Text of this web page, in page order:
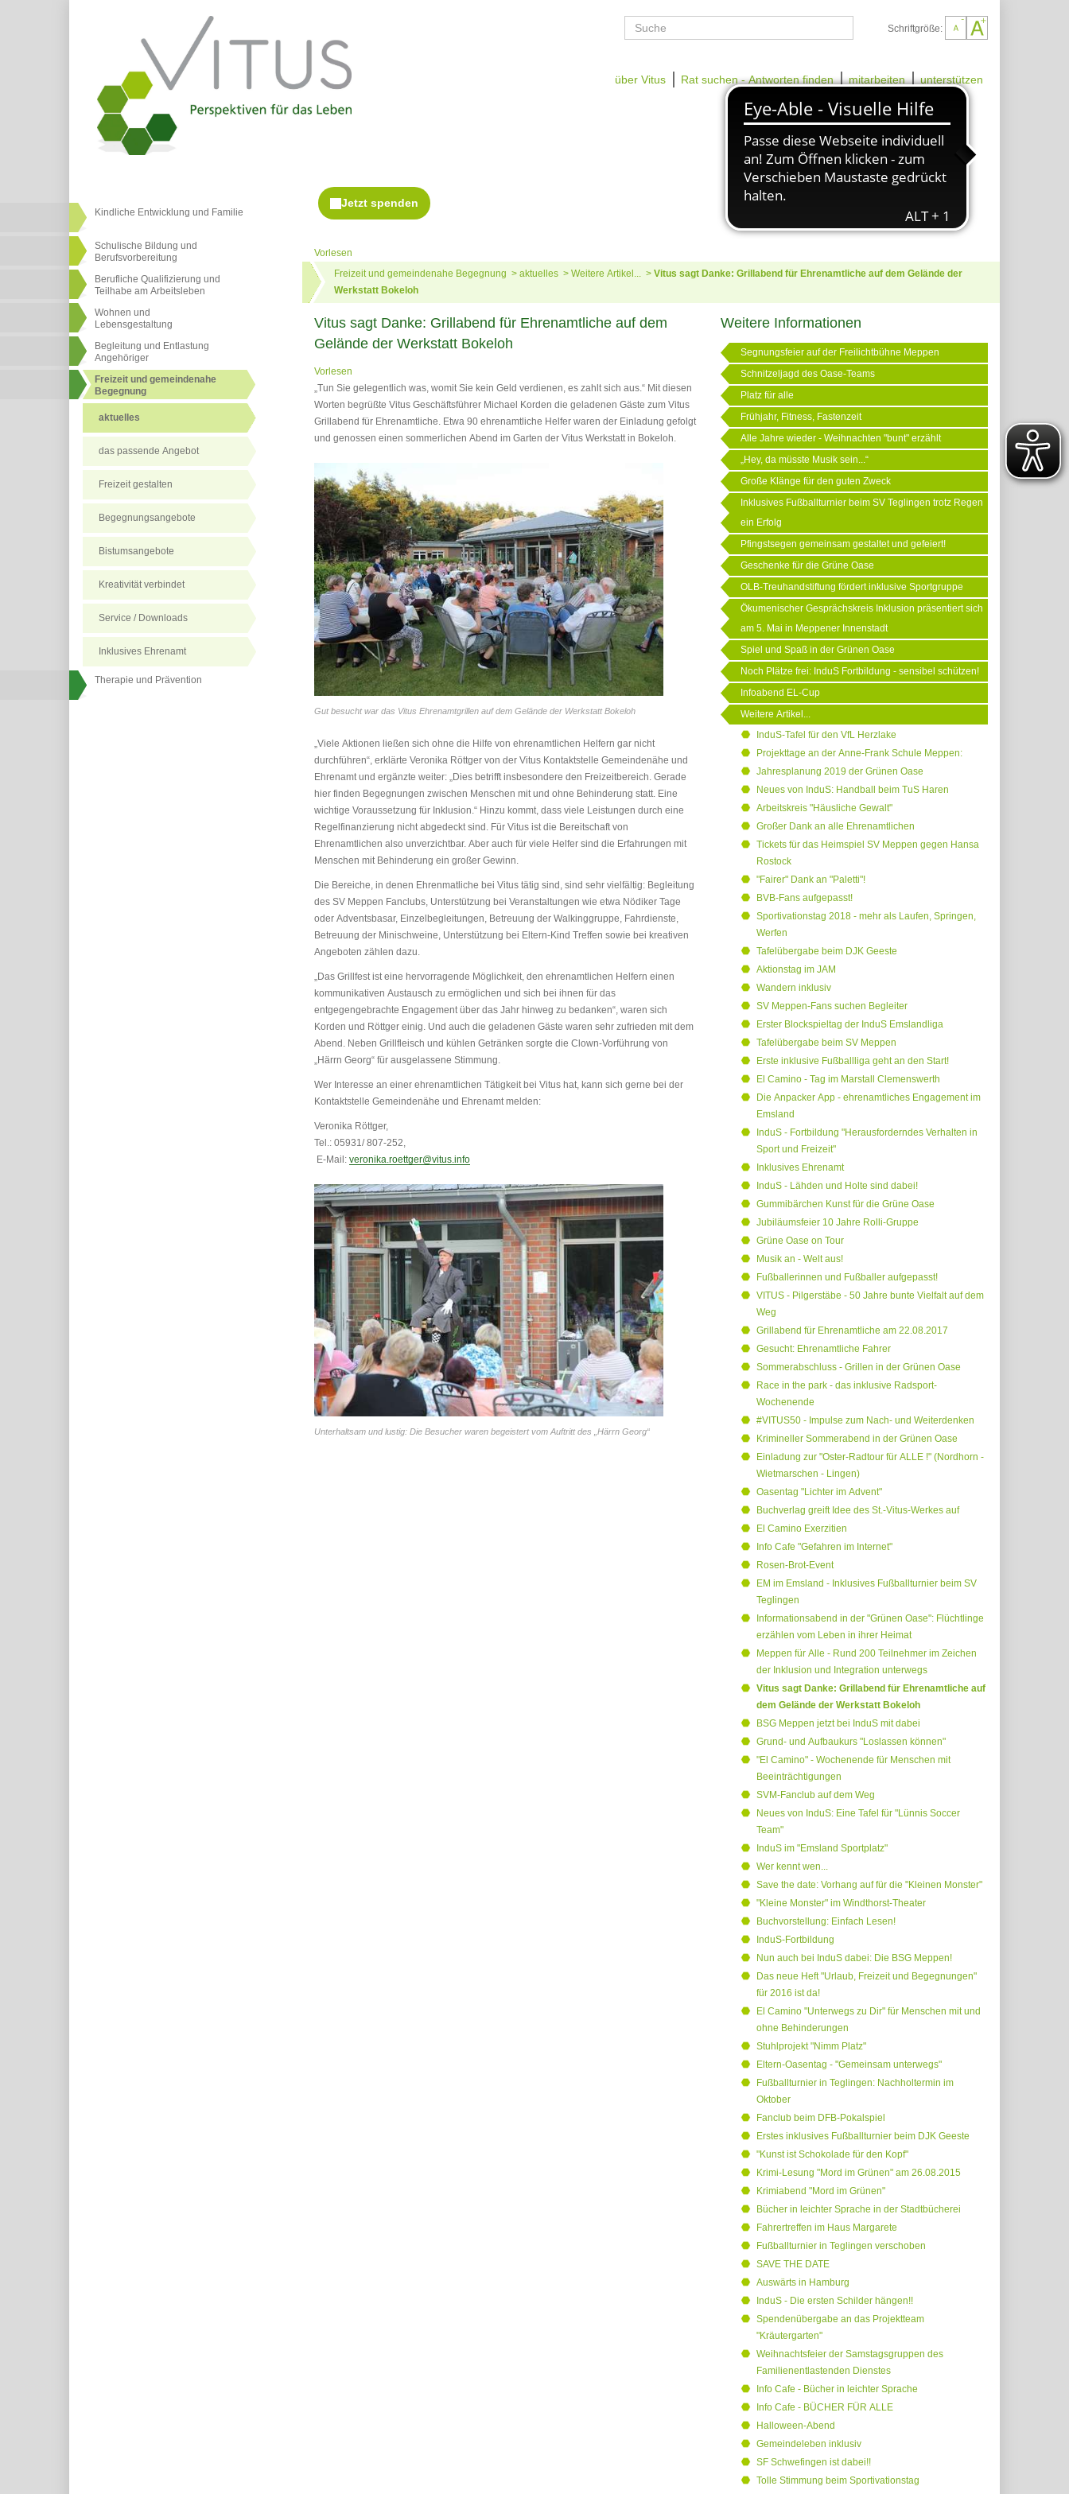
Schriftgröße:
über Vitus Rat suchen - Antworten finden mitarbeiten unterstützen
Kindliche Entwicklung und Familie
Schulische Bildung und
Berufsvorbereitung
Berufliche Qualifizierung und
Teilhabe am Arbeitsleben
Wohnen und
Lebensgestaltung
Begleitung und Entlastung
Angehöriger
Freizeit und gemeindenahe
Begegnung
aktuelles
das passende Angebot
Freizeit gestalten
Begegnungsangebote
Bistumsangebote
Kreativität verbindet
Service / Downloads
Inklusives Ehrenamt
Therapie und Prävention
Vorlesen
Freizeit und gemeindenahe Begegnung aktuelles Weitere Artikel...
Vitus sagt Danke: Grillabend für Ehrenamtliche auf dem Gelände der
Werkstatt Bokeloh
Vitus sagt Danke: Grillabend für Ehrenamtliche auf dem
Gelände der Werkstatt Bokeloh
Vorlesen
„Tun Sie gelegentlich was, womit Sie kein Geld verdienen, es zahlt sich aus.“ Mit diesen
Worten begrüßte Vitus Geschäftsführer Michael Korden die geladenen Gäste zum Vitus
Grillabend für Ehrenamtliche. Etwa 90 ehrenamtliche Helfer waren der Einladung gefolgt
und genossen einen sommerlichen Abend im Garten der Vitus Werkstatt in Bokeloh.
Gut besucht war das Vitus Ehrenamtgrillen auf dem Gelände der Werkstatt Bokeloh
„Viele Aktionen ließen sich ohne die Hilfe von ehrenamtlichen Helfern gar nicht
durchführen“, erklärte Veronika Röttger von der Vitus Kontaktstelle Gemeindenähe und
Ehrenamt und ergänzte weiter: „Dies betrifft insbesondere den Freizeitbereich. Gerade
hier finden Begegnungen zwischen Menschen mit und ohne Behinderung statt. Eine
wichtige Voraussetzung für Inklusion.“ Hinzu kommt, dass viele Leistungen durch eine
Regelfinanzierung nicht abgedeckt sind. Für Vitus ist die Bereitschaft von
Ehrenamtlichen also unverzichtbar. Aber auch für viele Helfer sind die Erfahrungen mit
Menschen mit Behinderung ein großer Gewinn.
Die Bereiche, in denen Ehrenmatliche bei Vitus tätig sind, sind sehr vielfältig: Begleitung
des SV Meppen Fanclubs, Unterstützung bei Veranstaltungen wie etwa Nödiker Tage
oder Adventsbasar, Einzelbegleitungen, Betreuung der Walkinggruppe, Fahrdienste,
Betreuung der Minischweine, Unterstützung bei Eltern-Kind Treffen sowie bei kreativen
Angeboten zählen dazu.
„Das Grillfest ist eine hervorragende Möglichkeit, den ehrenamtlichen Helfern einen
kommunikativen Austausch zu ermöglichen und sich bei ihnen für das
entgegengebrachte Engagement über das Jahr hinweg zu bedanken“, waren sich
Korden und Röttger einig. Und auch die geladenen Gäste waren sehr zufrieden mit dem
Abend. Neben Grillfleisch und kühlen Getränken sorgte die Clown-Vorführung von
„Härrn Georg“ für ausgelassene Stimmung.
Wer Interesse an einer ehrenamtlichen Tätigkeit bei Vitus hat, kann sich gerne bei der
Kontaktstelle Gemeindenähe und Ehrenamt melden:
Veronika Röttger,
Tel.: 05931/ 807-252,
E-Mail: veronika.roettger@vitus.info
Unterhaltsam und lustig: Die Besucher waren begeistert vom Auftritt des „Härrn Georg“
Weitere Informationen
Segnungsfeier auf der Freilichtbühne Meppen
Schnitzeljagd des Oase-Teams
Platz für alle
Frühjahr, Fitness, Fastenzeit
Alle Jahre wieder - Weihnachten "bunt" erzählt
„Hey, da müsste Musik sein...“
Große Klänge für den guten Zweck
Inklusives Fußballturnier beim SV Teglingen trotz Regen
ein Erfolg
Pfingstsegen gemeinsam gestaltet und gefeiert!
Geschenke für die Grüne Oase
OLB-Treuhandstiftung fördert inklusive Sportgruppe
Ökumenischer Gesprächskreis Inklusion präsentiert sich
am 5. Mai in Meppener Innenstadt
Spiel und Spaß in der Grünen Oase
Noch Plätze frei: InduS Fortbildung - sensibel schützen!
Infoabend EL-Cup
Weitere Artikel...
InduS-Tafel für den VfL Herzlake
Projekttage an der Anne-Frank Schule Meppen:
Jahresplanung 2019 der Grünen Oase
Neues von InduS: Handball beim TuS Haren
Arbeitskreis "Häusliche Gewalt"
Großer Dank an alle Ehrenamtlichen
Tickets für das Heimspiel SV Meppen gegen Hansa
Rostock
"Fairer" Dank an "Paletti"!
BVB-Fans aufgepasst!
Sportivationstag 2018 - mehr als Laufen, Springen,
Werfen
Tafelübergabe beim DJK Geeste
Aktionstag im JAM
Wandern inklusiv
SV Meppen-Fans suchen Begleiter
Erster Blockspieltag der InduS Emslandliga
Tafelübergabe beim SV Meppen
Erste inklusive Fußballliga geht an den Start!
El Camino - Tag im Marstall Clemenswerth
Die Anpacker App - ehrenamtliches Engagement im
Emsland
InduS - Fortbildung "Herausforderndes Verhalten in
Sport und Freizeit"
Inklusives Ehrenamt
InduS - Lähden und Holte sind dabei!
Gummibärchen Kunst für die Grüne Oase
Jubiläumsfeier 10 Jahre Rolli-Gruppe
Grüne Oase on Tour
Musik an - Welt aus!
Fußballerinnen und Fußballer aufgepasst!
VITUS - Pilgerstäbe - 50 Jahre bunte Vielfalt auf dem
Weg
Grillabend für Ehrenamtliche am 22.08.2017
Gesucht: Ehrenamtliche Fahrer
Sommerabschluss - Grillen in der Grünen Oase
Race in the park - das inklusive Radsport-
Wochenende
#VITUS50 - Impulse zum Nach- und Weiterdenken
Krimineller Sommerabend in der Grünen Oase
Einladung zur "Oster-Radtour für ALLE !" (Nordhorn -
Wietmarschen - Lingen)
Oasentag "Lichter im Advent"
Buchverlag greift Idee des St.-Vitus-Werkes auf
El Camino Exerzitien
Info Cafe "Gefahren im Internet"
Rosen-Brot-Event
EM im Emsland - Inklusives Fußballturnier beim SV
Teglingen
Informationsabend in der "Grünen Oase": Flüchtlinge
erzählen vom Leben in ihrer Heimat
Meppen für Alle - Rund 200 Teilnehmer im Zeichen
der Inklusion und Integration unterwegs
Vitus sagt Danke: Grillabend für Ehrenamtliche auf
dem Gelände der Werkstatt Bokeloh
BSG Meppen jetzt bei InduS mit dabei
Grund- und Aufbaukurs "Loslassen können"
"El Camino" - Wochenende für Menschen mit
Beeinträchtigungen
SVM-Fanclub auf dem Weg
Neues von InduS: Eine Tafel für "Lünnis Soccer
Team"
InduS im "Emsland Sportplatz"
Wer kennt wen...
Save the date: Vorhang auf für die "Kleinen Monster"
"Kleine Monster" im Windthorst-Theater
Buchvorstellung: Einfach Lesen!
InduS-Fortbildung
Nun auch bei InduS dabei: Die BSG Meppen!
Das neue Heft "Urlaub, Freizeit und Begegnungen"
für 2016 ist da!
El Camino "Unterwegs zu Dir" für Menschen mit und
ohne Behinderungen
Stuhlprojekt "Nimm Platz"
Eltern-Oasentag - "Gemeinsam unterwegs"
Fußballturnier in Teglingen: Nachholtermin im
Oktober
Fanclub beim DFB-Pokalspiel
Erstes inklusives Fußballturnier beim DJK Geeste
"Kunst ist Schokolade für den Kopf"
Krimi-Lesung "Mord im Grünen" am 26.08.2015
Krimiabend "Mord im Grünen"
Bücher in leichter Sprache in der Stadtbücherei
Fahrertreffen im Haus Margarete
Fußballturnier in Teglingen verschoben
SAVE THE DATE
Auswärts in Hamburg
InduS - Die ersten Schilder hängen!!
Spendenübergabe an das Projektteam
"Kräutergarten"
Weihnachtsfeier der Samstagsgruppen des
Familienentlastenden Dienstes
Info Cafe - Bücher in leichter Sprache
Info Cafe - BÜCHER FÜR ALLE
Halloween-Abend
Gemeindeleben inklusiv
SF Schwefingen ist dabei!!
Tolle Stimmung beim Sportivationstag